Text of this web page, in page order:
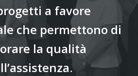
a favore
che permettono di
la qualità